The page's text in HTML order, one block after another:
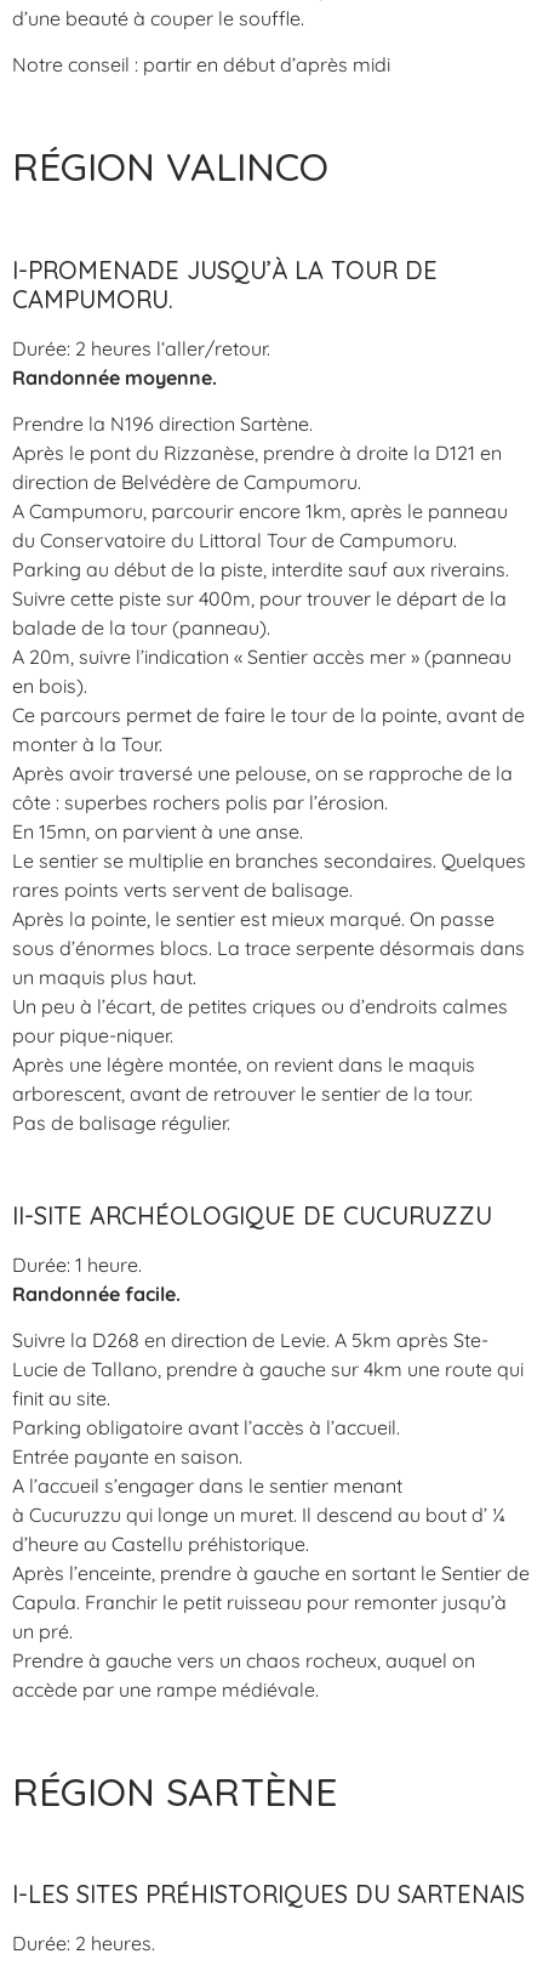
d’une beauté à couper le souffle.
Notre conseil : partir en début d’après midi
RÉGION VALINCO
I-PROMENADE JUSQU’À LA TOUR DE
CAMPUMORU.
Durée: 2 heures l‘aller/retour.
Randonnée moyenne.
Prendre la N196 direction Sartène.
Après le pont du Rizzanèse, prendre à droite la D121 en
direction de Belvédère de Campumoru.
A Campumoru, parcourir encore 1km, après le panneau
du Conservatoire du Littoral Tour de Campumoru.
Parking au début de la piste, interdite sauf aux riverains.
Suivre cette piste sur 400m, pour trouver le départ de la
balade de la tour (panneau).
A 20m, suivre l’indication « Sentier accès mer » (panneau
en bois).
Ce parcours permet de faire le tour de la pointe, avant de
monter à la Tour.
Après avoir traversé une pelouse, on se rapproche de la
côte : superbes rochers polis par l’érosion.
En 15mn, on parvient à une anse.
Le sentier se multiplie en branches secondaires. Quelques
rares points verts servent de balisage.
Après la pointe, le sentier est mieux marqué. On passe
sous d’énormes blocs. La trace serpente désormais dans
un maquis plus haut.
Un peu à l’écart, de petites criques ou d’endroits calmes
pour pique-niquer.
Après une légère montée, on revient dans le maquis
arborescent, avant de retrouver le sentier de la tour.
Pas de balisage régulier.
II-SITE ARCHÉOLOGIQUE DE CUCURUZZU
Durée: 1 heure.
Randonnée facile.
Suivre la D268 en direction de Levie. A 5km après Ste-
Lucie de Tallano, prendre à gauche sur 4km une route qui
finit au site.
Parking obligatoire avant l’accès à l’accueil.
Entrée payante en saison.
A l’accueil s’engager dans le sentier menant
à Cucuruzzu qui longe un muret. Il descend au bout d’ ¼
d’heure au Castellu préhistorique.
Après l’enceinte, prendre à gauche en sortant le Sentier de
Capula. Franchir le petit ruisseau pour remonter jusqu’à
un pré.
Prendre à gauche vers un chaos rocheux, auquel on
accède par une rampe médiévale.
RÉGION SARTÈNE
I-LES SITES PRÉHISTORIQUES DU SARTENAIS
Durée: 2 heures.